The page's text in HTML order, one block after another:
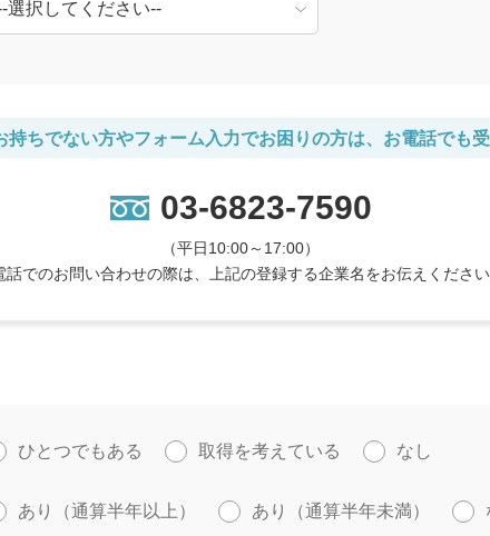
持ちでない方やフォーム入力でお困りの方は、お電話でも
03-6823-7590
（平日10:00～17:00）
話でのお問い合わせの際は、上記の登録する企業名をお伝えくださ
ひとつでもある 取得を考えている なし
あり（通算半年以上） あり（通算半年未満）